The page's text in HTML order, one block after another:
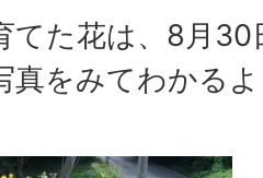
た花は、8月30
真をみてわかる